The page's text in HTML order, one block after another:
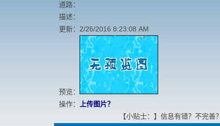
道路：
描述：
更新：2/26/2016 8:23:08 AM
预览：
操作：
上传图片？
【小贴士：】信息有错？不完